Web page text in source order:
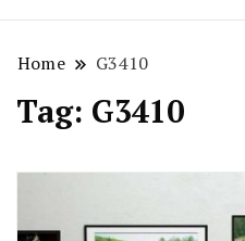
Home G3410
Tag: G3410